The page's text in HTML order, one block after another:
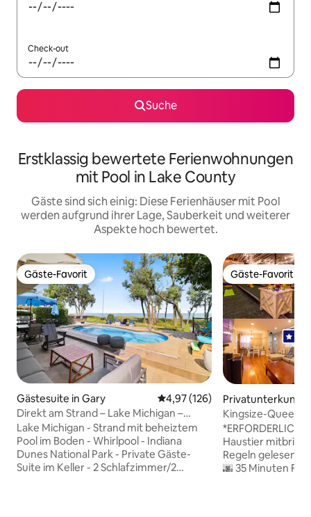
Check-out
Suche
Erstklassig bewertete Ferienwohnungen
mit Pool in Lake County
Gäste sind sich einig: Diese Ferienhäuser mit Pool
werden aufgrund ihrer Lage, Sauberkeit und weiterer
Aspekte hoch bewertet.
Gäste-Favorit
Gäste-Favorit
Gästesuite in Gary Durchschnittliche Bewertung:
4,97 (126)
Direkt am Strand – Lake Michigan –
Whirlpool – beheizter Pool
Lake Michigan - Strand mit beheiztem
Pool im Boden - Whirlpool - Indiana
Dunes National Park - Private Gäste-
Suite im Keller - 2 Schlafzimmer/2
Gäste-Favorit
Gäste-Favorit
Privatunterkunft
Kingsize-
gemütliches
Haustier
Regeln gelesen
🌆 35 Minuten